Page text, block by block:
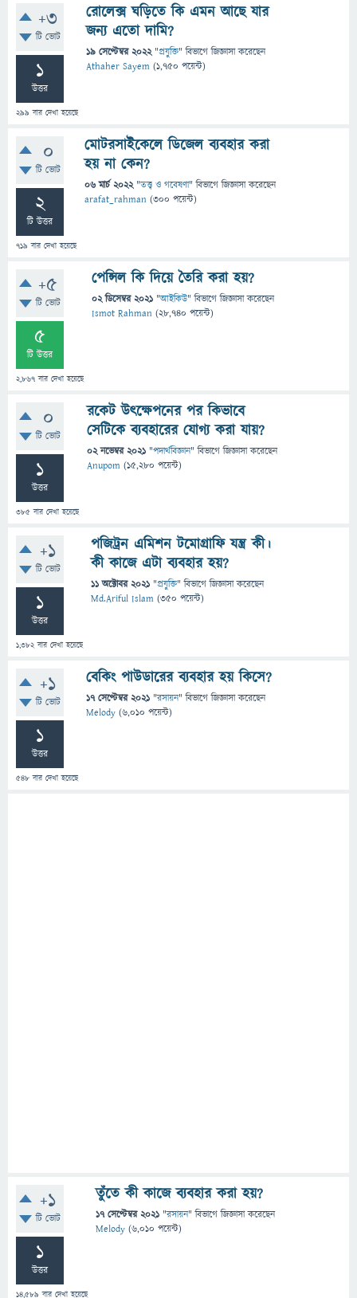
+3
টি ভোট
1
উত্তর
299 বার দেখা হয়েছে
রোলেক্স ঘড়িতে কি এমন আছে যার
জন্য এতো দামি?
19 সেপ্টেম্বর 2022 "প্রযুক্তি" বিভাগে জিজ্ঞাসাকরেছেন
Athaher Sayem (1,750 পয়েন্ট)
0
টি ভোট
2
টি উত্তর
719 বার দেখা হয়েছে
মোটরসাইকেলে ডিজেল ব্যবহার করা
হয় না কেন?
06 মার্চ 2022 "তত্ত্ব ও গবেষণা" বিভাগে জিজ্ঞাসাকরেছেন
arafat_rahman (300 পয়েন্ট)
+5
টি ভোট
5
টি উত্তর
2,867 বার দেখা হয়েছে
পেন্সিল কি দিয়ে তৈরি করা হয়?
02 ডিসেম্বর 2021 "আইকিউ" বিভাগে জিজ্ঞাসাকরেছেন
Ismot Rahman (28,740 পয়েন্ট)
0
টি ভোট
1
উত্তর
385 বার দেখা হয়েছে
রকেট উৎক্ষেপনের পর কিভাবে
সেটিকে ব্যবহারের যোগ্য করা যায়?
02 নভেম্বর 2021 "পদার্থবিজ্ঞান" বিভাগে জিজ্ঞাসাকরেছেন
Anupom (15,280 পয়েন্ট)
+1
টি ভোট
1
উত্তর
1,382বার দেখা হয়েছে
পজিট্রন এমিশন টমোগ্রাফি যন্ত্র কী।
কী কাজে এটা ব্যবহার হয়?
11 অক্টোবর 2021 "প্রযুক্তি" বিভাগে জিজ্ঞাসাকরেছেন
Md.Ariful Islam (350 পয়েন্ট)
+1
টি ভোট
1
উত্তর
548 বার দেখা হয়েছে
বেকিং পাউডারের ব্যবহার হয় কিসে?
17 সেপ্টেম্বর 2021 "রসায়ন" বিভাগে জিজ্ঞাসাকরেছেন
Melody (6,010 পয়েন্ট)
+1
টি ভোট
1
উত্তর
14,589 বার দেখা হয়েছে
তুঁতে কী কাজে ব্যবহার করা হয়?
17 সেপ্টেম্বর 2021 "রসায়ন" বিভাগে জিজ্ঞাসাকরেছেন
Melody (6,010 পয়েন্ট)